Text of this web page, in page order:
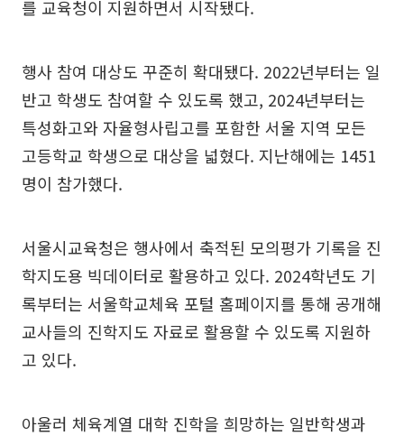
를 교육청이 지원하면서 시작됐다.
행사 참여 대상도 꾸준히 확대됐다. 2022년부터는 일
반고 학생도 참여할 수 있도록 했고, 2024년부터는
특성화고와 자율형사립고를 포함한 서울 지역 모든
고등학교 학생으로 대상을 넓혔다. 지난해에는 1451
명이 참가했다.
서울시교육청은 행사에서 축적된 모의평가 기록을 진
학지도용 빅데이터로 활용하고 있다. 2024학년도 기
록부터는 서울학교체육 포털 홈페이지를 통해 공개해
교사들의 진학지도 자료로 활용할 수 있도록 지원하
고 있다.
아울러 체육계열 대학 진학을 희망하는 일반학생과